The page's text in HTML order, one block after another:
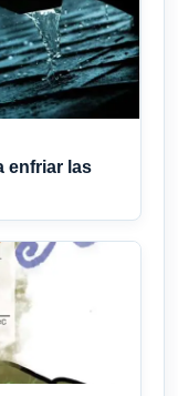
enfriar las